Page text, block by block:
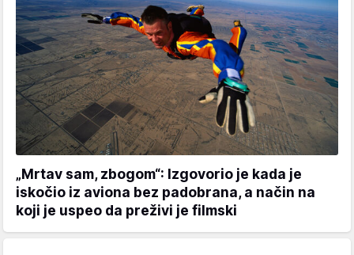
„Mrtav sam, zbogom“: Izgovorio je kada je
iskočio iz aviona bez padobrana, a način na
koji je uspeo da preživi je filmski